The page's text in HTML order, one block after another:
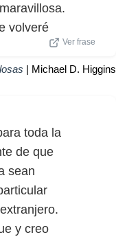
volveré
Ver frase
| Michael D. Higgins
toda la
de que
sean
y creo